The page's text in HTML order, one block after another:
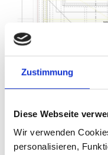
Zustimmung
Diese Webseite
Wir verwenden
personalisieren,